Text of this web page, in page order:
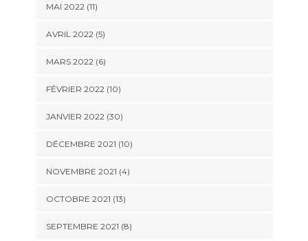
MAI 2022 (11)
AVRIL 2022 (5)
MARS 2022 (6)
FÉVRIER 2022 (10)
JANVIER 2022 (30)
DÉCEMBRE 2021 (10)
NOVEMBRE 2021 (4)
OCTOBRE 2021 (13)
SEPTEMBRE 2021 (8)